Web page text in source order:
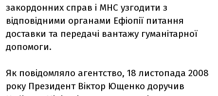
закордонних справ і МНС узгодити з
відповідними органами Ефіопії питання
доставки та передачі вантажу гуманітарної
допомоги.
Як повідомляло агентство, 18 листопада 2008
року Президент Віктор Ющенко доручив